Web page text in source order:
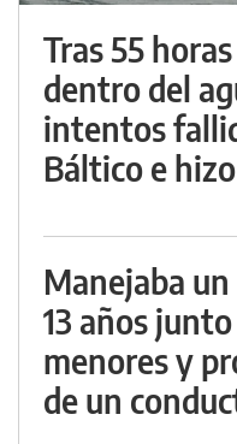
Tras 55
dentro del
intentos
Báltico e
Manejaba
13 años
menores y
de un